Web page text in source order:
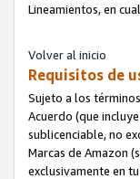
Lineamientos, en
Volver al inicio
Requisitos de
Sujeto a los
Acuerdo (que
sublicenciable, no
Marcas de Amazon
exclusivamente en